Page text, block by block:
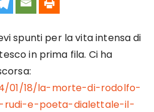
spunti per la vita intensa di
in prima fila. Ci ha
01/18/la-morte-di-rodolfo-
rudi-e-poeta-dialettale-il-